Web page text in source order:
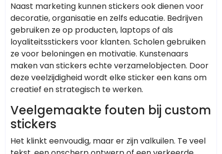
Naast marketing kunnen stickers ook dienen voor
decoratie, organisatie en zelfs educatie. Bedrijven
gebruiken ze op producten, laptops of als
loyaliteitsstickers voor klanten. Scholen gebruiken
ze voor beloningen en motivatie. Kunstenaars
maken van stickers echte verzamelobjecten. Door
deze veelzijdigheid wordt elke sticker een kans om
creatief en strategisch te werken.
Veelgemaakte fouten bij custom
stickers
Het klinkt eenvoudig, maar er zijn valkuilen. Te veel